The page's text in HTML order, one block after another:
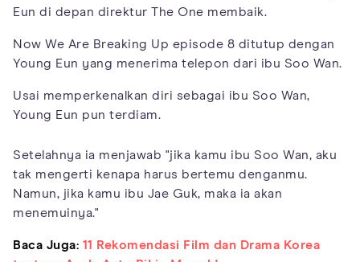
Eun di depan direktur The One membaik.
Now We Are Breaking Up episode 8 ditutup dengan
Young Eun yang menerima telepon dari ibu Soo Wan.
Usai memperkenalkan diri sebagai ibu Soo Wan,
Young Eun pun terdiam.
Setelahnya ia menjawab "jika kamu ibu Soo Wan, aku
tak mengerti kenapa harus bertemu denganmu.
Namun, jika kamu ibu Jae Guk, maka ia akan
menemuinya."
Baca Juga: 11 Rekomendasi Film dan Drama Korea